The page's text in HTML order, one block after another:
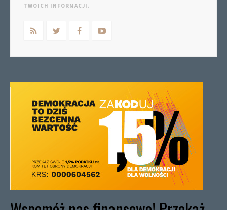
TWOICH INFORMACJI.